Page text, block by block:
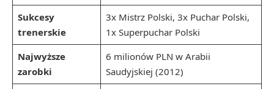
Sukcesy
trenerskie
3x Mistrz Polski, 3x Puchar Polski,
1x Superpuchar Polski
Najwyższe
zarobki
6 milionów PLN w Arabii
Saudyjskiej (2012)